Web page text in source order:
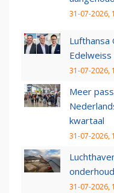
31-07-2026,
Lufthansa
Edelweiss
31-07-2026,
Meer
kwartaal
31-07-2026,
31-07-2026,